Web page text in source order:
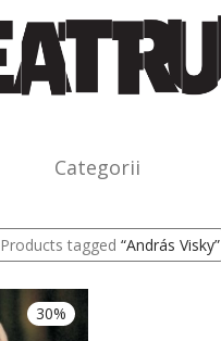
Categorii
Products tagged “András Visky”
30%